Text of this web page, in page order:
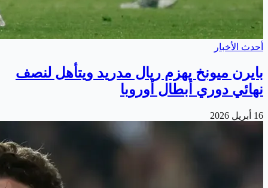
أحدث الأخبار
بايرن ميونخ يهزم ريال مدريد ويتأهل لنصف
نهائي دوري أبطال أوروبا
16 أبريل 2026